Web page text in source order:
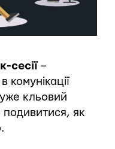
сесії –
комунікації
кльовий
подивитися, як